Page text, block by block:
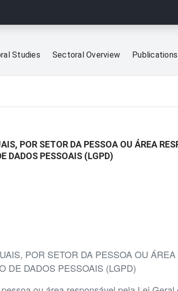
Studies Sectoral Overview Publications
POR SETOR DA PESSOA OU ÁREA
DADOS PESSOAIS (LGPD)
POR SETOR DA PESSOA OU
DE DADOS PESSOAIS (LGPD)